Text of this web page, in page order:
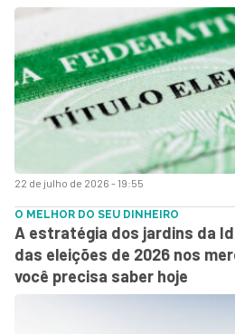
22 de julho de 2026 - 19:55
O MELHOR DO SEU DINHEIRO
A estratégia dos jardins da
das eleições de 2026 nos
você precisa saber hoje